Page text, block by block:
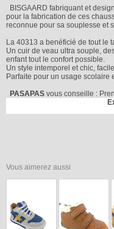
BISGAARD fabriquant et
pour la fabrication de ces
reconnue pour sa souplesse et
La 40313 a benéficié de tout le
Un cuir de veau ultra souple,
enfant tout le confort possible.
Un style intemporel et chic,
Parfaite pour un usage scolaire
PASAPAS vous
Vous aimerez aussi